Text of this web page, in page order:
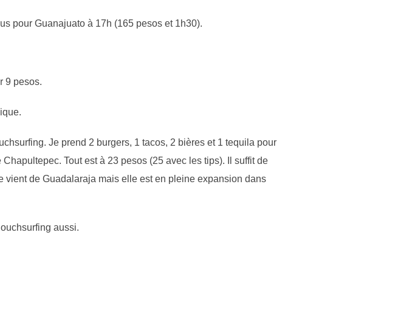
pour Guanajuato à 17h (165 pesos et 1h30).
9 pesos.
Je prend 2 burgers, 1 tacos, 2 bières et 1 tequila pour
Tout est à 23 pesos (25 avec les tips). Il suffit de
de Guadalaraja mais elle est en pleine expansion dans
aussi.